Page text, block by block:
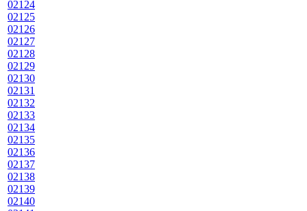
02124
02125
02126
02127
02128
02129
02130
02131
02132
02133
02134
02135
02136
02137
02138
02139
02140